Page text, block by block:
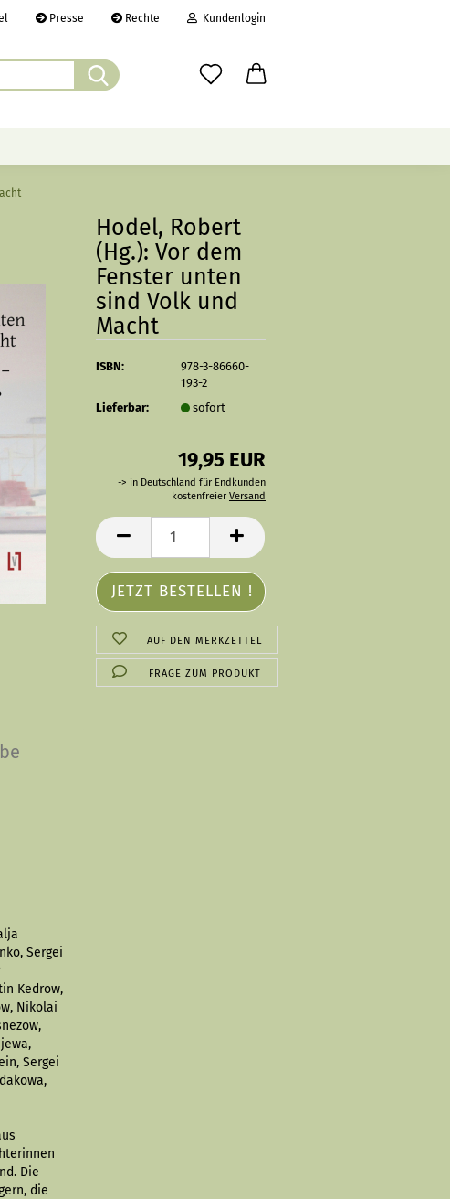
Presse Rechte Kundenlogin
Passwort
Passwort vergessen?
Suche...
Hodel, Robert
(Hg.): Vor dem
Fenster unten
sind Volk und
Macht
ISBN:
978-3-86660-
193-2
Lieferbar:
sofort
19,95 EUR
-> in Deutschland für Endkunden
kostenfreier Versand
AUF DEN MERKZETTEL
FRAGE ZUM PRODUKT
Sergei
Kedrow,
Nikolai
Sergei
Die
die